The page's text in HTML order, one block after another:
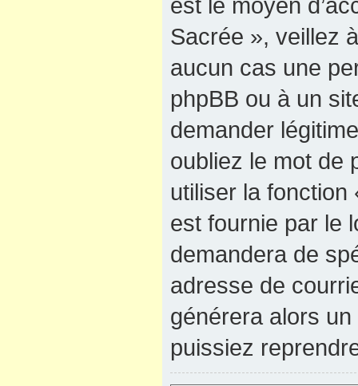
Sacrée », veillez
aucun cas une
phpBB ou à un
demander
oubliez le mot de
utiliser la fonction
est fournie par le
demandera de
adresse de
générera alors
puissiez